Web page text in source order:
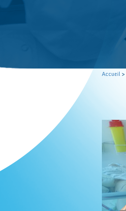
Accueil >